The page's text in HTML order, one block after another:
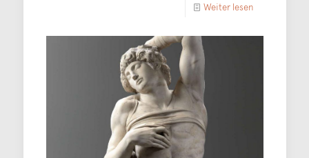
Weiter lesen